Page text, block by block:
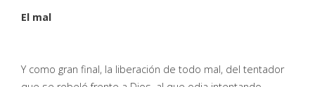
El mal
Y como gran final, la liberación de todo mal, del tentador